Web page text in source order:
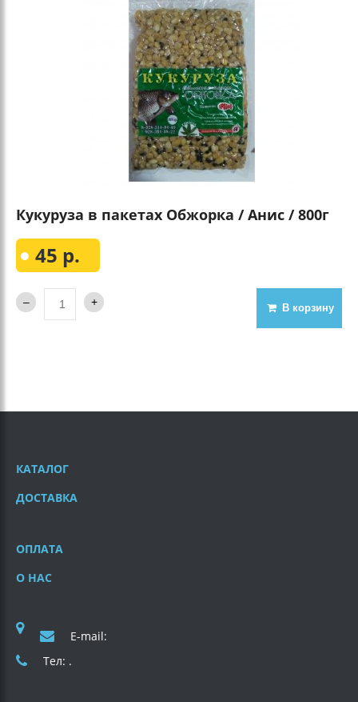
Кукуруза в пакетах Обжорка / Анис / 800г
45 р.
В корзину
КАТАЛОГ
ДОСТАВКА
ОПЛАТА
О НАС
E-mail:
Тел: .